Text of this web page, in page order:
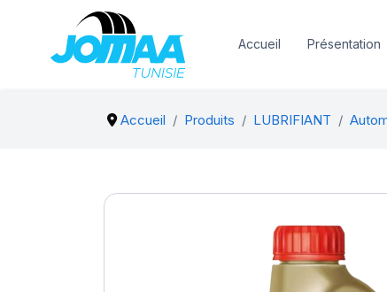
Accueil Présentation
Accueil Produits LUBRIFIANT